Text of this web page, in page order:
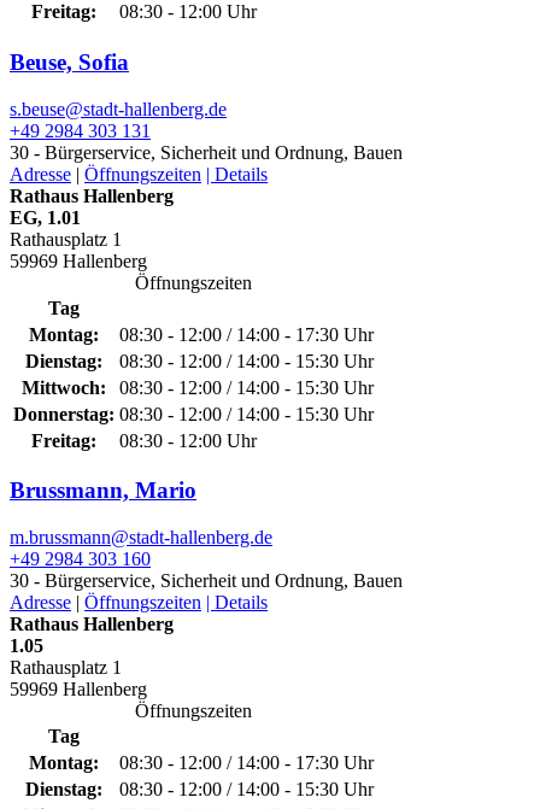
Freitag:
08:30 - 12:00 Uhr
Beuse, Sofia
s.beuse@­stadt-hallenberg.de
+49 2984 303 131
30 - Bürgerservice, Sicherheit und Ordnung, Bauen
Adresse | Öffnungszeiten | Details
Rathaus Hallenberg
EG, 1.01
Rathausplatz 1
59969 Hallenberg
Öffnungszeiten
Tag
Montag:
08:30 - 12:00 / 14:00 - 17:30 Uhr
Dienstag:
08:30 - 12:00 / 14:00 - 15:30 Uhr
Mittwoch:
08:30 - 12:00 / 14:00 - 15:30 Uhr
Donnerstag: 08:30 - 12:00 / 14:00 - 15:30 Uhr
Freitag:
08:30 - 12:00 Uhr
Brussmann, Mario
m.brussmann@­stadt-hallenberg.de
+49 2984 303 160
30 - Bürgerservice, Sicherheit und Ordnung, Bauen
Adresse | Öffnungszeiten | Details
Rathaus Hallenberg
1.05
Rathausplatz 1
59969 Hallenberg
Öffnungszeiten
Tag
Montag:
08:30 - 12:00 / 14:00 - 17:30 Uhr
Dienstag:
08:30 - 12:00 / 14:00 - 15:30 Uhr